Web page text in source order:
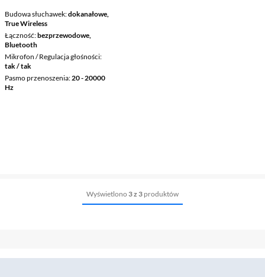
Budowa słuchawek dokanałowe,
True Wireless
Łączność bezprzewodowe,
Bluetooth
Mikrofon / Regulacja głośności
tak / tak
Pasmo przenoszenia 20 - 20000
Hz
Wyświetlono 3 z 3 produktów